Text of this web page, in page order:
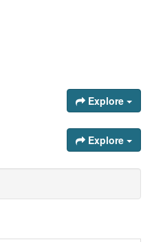
Explore
Explore